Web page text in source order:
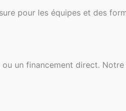
pour les équipes et des
un financement direct.